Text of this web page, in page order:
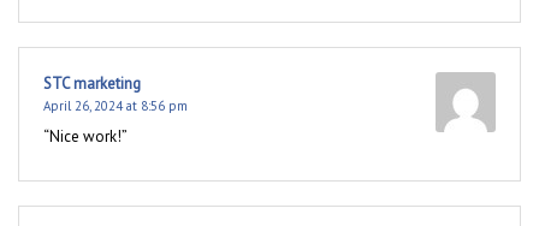
STC marketing
April 26, 2024 at 8:56 pm
“Nice work!”